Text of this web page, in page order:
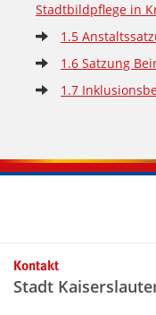
Stadtbildpflege in
1.5
1.6 Satzung
1.7
Kontakt
Stadt